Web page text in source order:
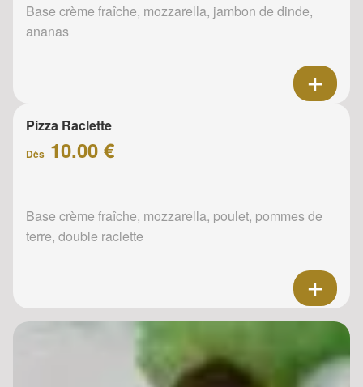
Base crème fraîche, mozzarella, jambon de dinde,
ananas
Pizza Raclette
Dès 10.00 €
Base crème fraîche, mozzarella, poulet, pommes de
terre, double raclette